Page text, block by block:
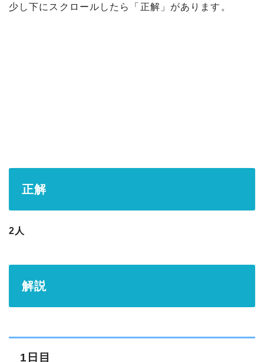
少し下にスクロールしたら「正解」があります。
正解
2人
解説
1日目